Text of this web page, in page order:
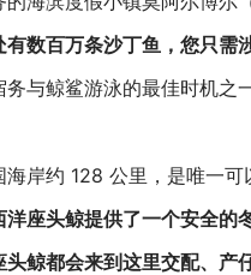
数百万条沙丁鱼，您只需
与鲸鲨游泳的最佳时机之一
岸约 128 公里，是唯一可
座头鲸提供了一个安全的
鲸都会来到这里交配、产